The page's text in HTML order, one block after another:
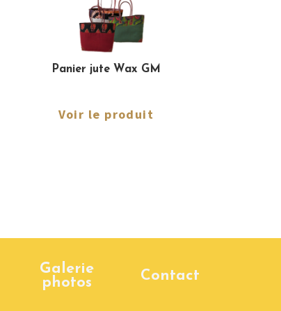
Panier jute Wax GM
Voir le produit
Galerie
photos
Contact